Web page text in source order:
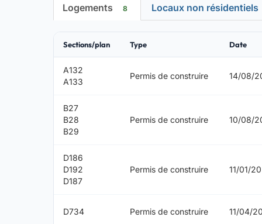
Logements 8 Locaux non résidentiels
Sections/plan Type Date
A132
A133
Permis de construire 14/08/
B27
B28
B29
Permis de construire 10/08/
D186
D192
D187
Permis de construire 11/01/
D734 Permis de construire 11/04/